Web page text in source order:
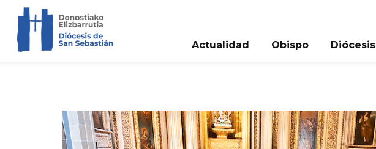
Actualidad Obispo Diócesis